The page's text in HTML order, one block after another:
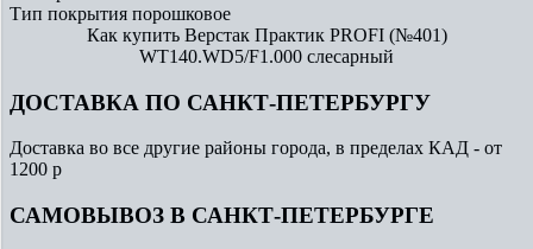
Тип покрытия порошковое
Как купить Верстак Практик PROFI (№401)
WT140.WD5/F1.000 слесарный
ДОСТАВКА ПО САНКТ-ПЕТЕРБУРГУ
Доставка во все другие районы города, в пределах КАД - от
1200 р
САМОВЫВОЗ В САНКТ-ПЕТЕРБУРГЕ